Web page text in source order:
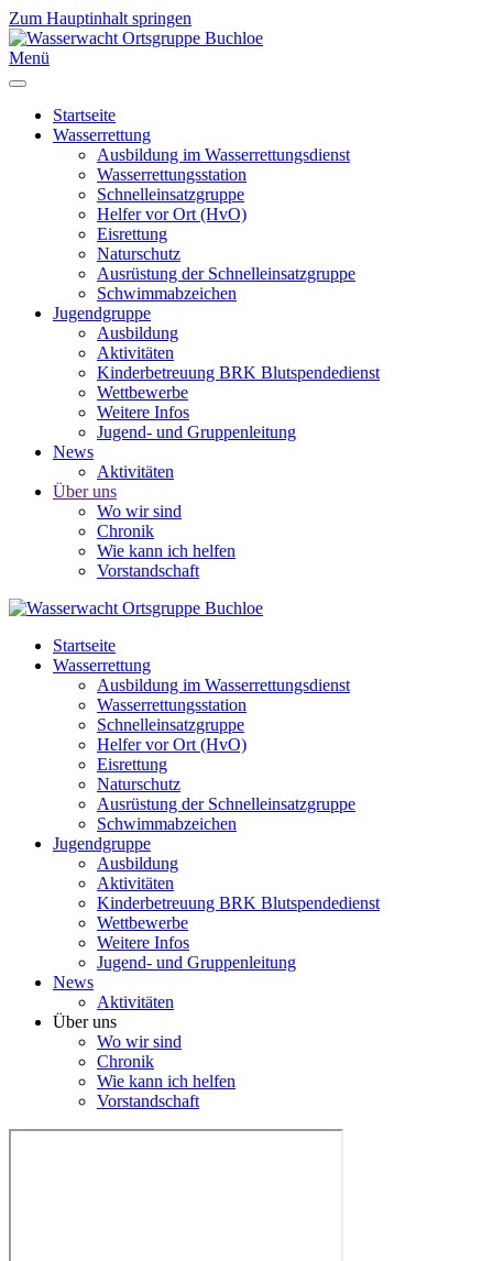
Zum Hauptinhalt springen
Menü
Startseite
Wasserrettung
Ausbildung im Wasserrettungsdienst
Wasserrettungsstation
Schnelleinsatzgruppe
Helfer vor Ort (HvO)
Eisrettung
Naturschutz
Ausrüstung der Schnelleinsatzgruppe
Schwimmabzeichen
Jugendgruppe
Ausbildung
Aktivitäten
Kinderbetreuung BRK Blutspendedienst
Wettbewerbe
Weitere Infos
Jugend- und Gruppenleitung
News
Aktivitäten
Über uns
Wo wir sind
Chronik
Wie kann ich helfen
Vorstandschaft
Startseite
Wasserrettung
Ausbildung im Wasserrettungsdienst
Wasserrettungsstation
Schnelleinsatzgruppe
Helfer vor Ort (HvO)
Eisrettung
Naturschutz
Ausrüstung der Schnelleinsatzgruppe
Schwimmabzeichen
Jugendgruppe
Ausbildung
Aktivitäten
Kinderbetreuung BRK Blutspendedienst
Wettbewerbe
Weitere Infos
Jugend- und Gruppenleitung
News
Aktivitäten
Über uns
Wo wir sind
Chronik
Wie kann ich helfen
Vorstandschaft